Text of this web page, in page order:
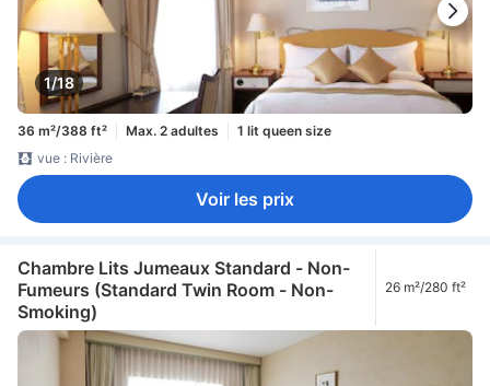
1/18
36 m²/388 ft² Max. 2 adultes
1 lit queen size
vue : Rivière
Voir les prix
Chambre Lits Jumeaux Standard - Non-
Fumeurs (Standard Twin Room - Non-
Smoking)
26 m²/280 ft²